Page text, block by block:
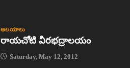
ఆలయాలు
రాయచోటి వీరభద్రాలయం
Saturday, May 12, 2012